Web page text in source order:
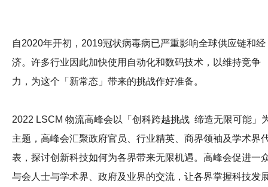
自2020年开初，2019冠状病毒病已严重影响全球供应链和经
济。许多行业因此加快使用自动化和数码技术，以维持竞争
力，为这个「新常态」带来的挑战作好准备。
2022 LSCM 物流高峰会以「创科跨越挑战 缔造无限可能」
主题，高峰会汇聚政府官员、行业精英、商界领袖及学术界
表，探讨创新科技如何为各界带来无限机遇。高峰会促进一
与会人士与学术界、政府及业界的交流，让各界掌握科技发